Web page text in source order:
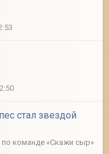
стал звездой
команде «Скажи сыр»